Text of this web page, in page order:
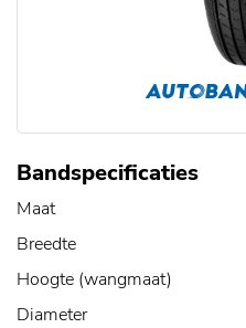
Bandspecificaties
Maat
Breedte
Hoogte (wangmaat)
Diameter